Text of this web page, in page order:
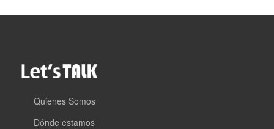
Quienes Somos
Dónde estamos